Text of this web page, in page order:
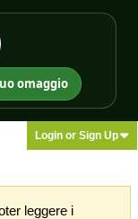
omaggio
Login or Sign Up
leggere i